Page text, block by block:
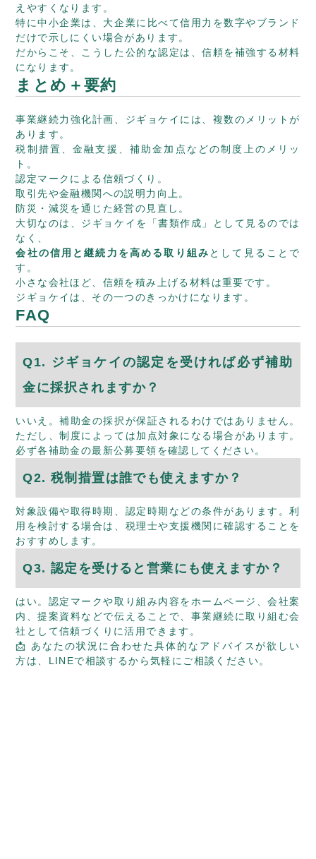
えやすくなります。
特に中小企業は、大企業に比べて信用力を数字やブランド
だけで示しにくい場合があります。
だからこそ、こうした公的な認定は、信頼を補強する材料
になります。
まとめ＋要約
事業継続力強化計画、ジギョケイには、複数のメリットが
あります。
税制措置、金融支援、補助金加点などの制度上のメリッ
ト。
認定マークによる信頼づくり。
取引先や金融機関への説明力向上。
防災・減災を通じた経営の見直し。
大切なのは、ジギョケイを「書類作成」として見るのでは
なく、
会社の信用と継続力を高める取り組み として見ることで
す。
小さな会社ほど、信頼を積み上げる材料は重要です。
ジギョケイは、その一つのきっかけになります。
FAQ
Q1. ジギョケイの認定を受ければ必ず補助
金に採択されますか？
いいえ。補助金の採択が保証されるわけではありません。
ただし、制度によっては加点対象になる場合があります。
必ず各補助金の最新公募要領を確認してください。
Q2. 税制措置は誰でも使えますか？
対象設備や取得時期、認定時期などの条件があります。利
用を検討する場合は、税理士や支援機関に確認することを
おすすめします。
Q3. 認定を受けると営業にも使えますか？
はい。認定マークや取り組み内容をホームページ、会社案
内、提案資料などで伝えることで、事業継続に取り組む会
社として信頼づくりに活用できます。
📩 あなたの状況に合わせた具体的なアドバイスが欲しい
方は、 LINEで相談するから気軽にご相談ください。